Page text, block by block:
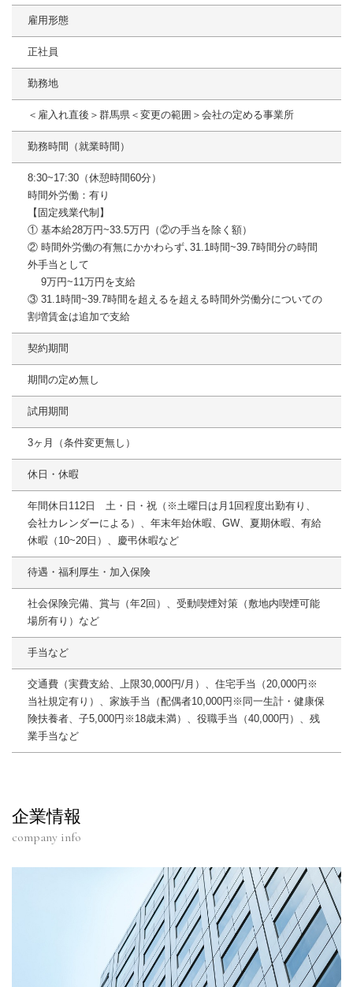
雇用形態
正社員
勤務地
＜雇入れ直後＞群馬県＜変更の範囲＞会社の定める事業所
勤務時間（就業時間）
8:30~17:30（休憩時間60分）
時間外労働：有り
【固定残業代制】
① 基本給28万円~33.5万円（②の手当を除く額）
② 時間外労働の有無にかかわらず､31.1時間~39.7時間分の時間
外手当として
9万円~11万円を支給
③ 31.1時間~39.7時間を超えるを超える時間外労働分についての
割増賃金は追加で支給
契約期間
期間の定め無し
試用期間
3ヶ月（条件変更無し）
休日・休暇
年間休日112日 土・日・祝（※土曜日は月1回程度出勤有り、
会社カレンダーによる）、年末年始休暇、GW、夏期休暇、有給
休暇（10~20日）、慶弔休暇など
待遇・福利厚生・加入保険
社会保険完備、賞与（年2回）、受動喫煙対策（敷地内喫煙可能
場所有り）など
手当など
交通費（実費支給、上限30,000円/月）、住宅手当（20,000円※
当社規定有り）、家族手当（配偶者10,000円※同一生計・健康保
険扶養者、子5,000円※18歳未満）、役職手当（40,000円）、残
業手当など
企業情報
company info